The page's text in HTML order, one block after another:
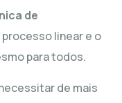
de
processo linear e o
para todos.
de mais